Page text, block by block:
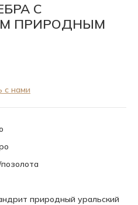
С
ПРИРОДНЫМ
с нами
природный уральский